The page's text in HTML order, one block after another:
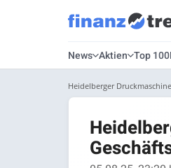
News Aktien Top 100
Heidelberger